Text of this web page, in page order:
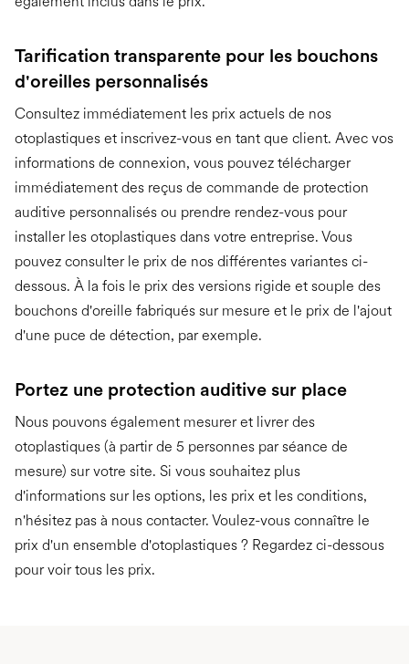
Tarification transparente pour les bouchons
d'oreilles personnalisés
Consultez immédiatement les prix actuels de nos
otoplastiques et inscrivez-vous en tant que client. Avec vos
informations de connexion, vous pouvez télécharger
immédiatement des reçus de commande de protection
auditive personnalisés ou prendre rendez-vous pour
installer les otoplastiques dans votre entreprise. Vous
pouvez consulter le prix de nos différentes variantes ci-
dessous. À la fois le prix des versions rigide et souple des
bouchons d'oreille fabriqués sur mesure et le prix de l'ajout
d'une puce de détection, par exemple.
Portez une protection auditive sur place
Nous pouvons également mesurer et livrer des
otoplastiques (à partir de 5 personnes par séance de
mesure) sur votre site. Si vous souhaitez plus
d'informations sur les options, les prix et les conditions,
n'hésitez pas à nous contacter. Voulez-vous connaître le
prix d'un ensemble d'otoplastiques ? Regardez ci-dessous
pour voir tous les prix.